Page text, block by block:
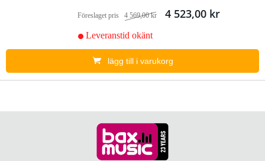
Föreslaget pris 4 569,00 kr 4 523,00 kr
Leveranstid okänt
lägg till i varukorg